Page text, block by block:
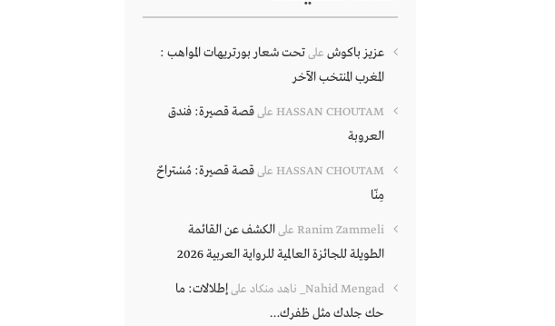
عزيز باكوش علىتحت شعار بورتريهات المواهب :
المغرب المنتخب الآخر
HASSAN CHOUTAM علىقصة قصيرة: فندق
العروبة
HASSAN CHOUTAM علىقصة قصيرة: مُسْتراحٌ
مِنّا
Ranim Zammeli علىالكشف عن القائمة
الطويلة للجائزة العالمية للرواية العربية 2026
Nahid Mengad_ ناهد منكاد علىإطلالات: ما
حك جلدك مثل ظفرك…